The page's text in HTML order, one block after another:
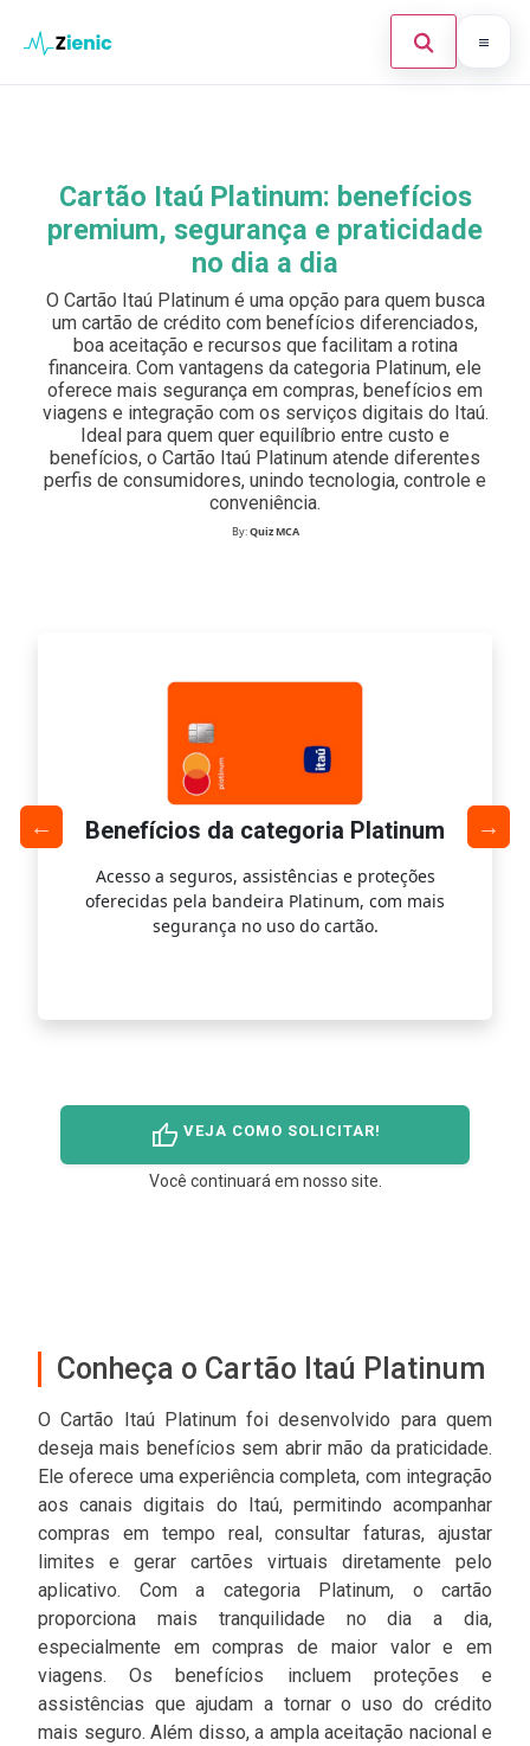
Abrir
Investimento
Legal
Buscar:
Pulsa Enter para buscar o ESC para cerrar.
Cartão Itaú Platinum: benefícios
premium, segurança e praticidade
no dia a dia
O Cartão Itaú Platinum é uma opção para quem busca
um cartão de crédito com benefícios diferenciados,
boa aceitação e recursos que facilitam a rotina
financeira. Com vantagens da categoria Platinum, ele
oferece mais segurança em compras, benefícios em
viagens e integração com os serviços digitais do Itaú.
Ideal para quem quer equilíbrio entre custo e
benefícios, o Cartão Itaú Platinum atende diferentes
perfis de consumidores, unindo tecnologia, controle e
conveniência.
By:Quiz MCA
Benefícios da categoria Platinum
Acesso a seguros, assistências e proteções
oferecidas pela bandeira Platinum, com mais
segurança no uso do cartão.
thumb_up VEJA COMO SOLICITAR!
Você continuará em nosso site.
Conheça o Cartão Itaú Platinum
O Cartão Itaú Platinum foi desenvolvido para quem
deseja mais benefícios sem abrir mão da praticidade.
Ele oferece uma experiência completa, com integração
aos canais digitais do Itaú, permitindo acompanhar
compras em tempo real, consultar faturas, ajustar
limites e gerar cartões virtuais diretamente pelo
aplicativo. Com a categoria Platinum, o cartão
proporciona mais tranquilidade no dia a dia,
especialmente em compras de maior valor e em
viagens. Os benefícios incluem proteções e
assistências que ajudam a tornar o uso do crédito
mais seguro. Além disso, a ampla aceitação nacional e